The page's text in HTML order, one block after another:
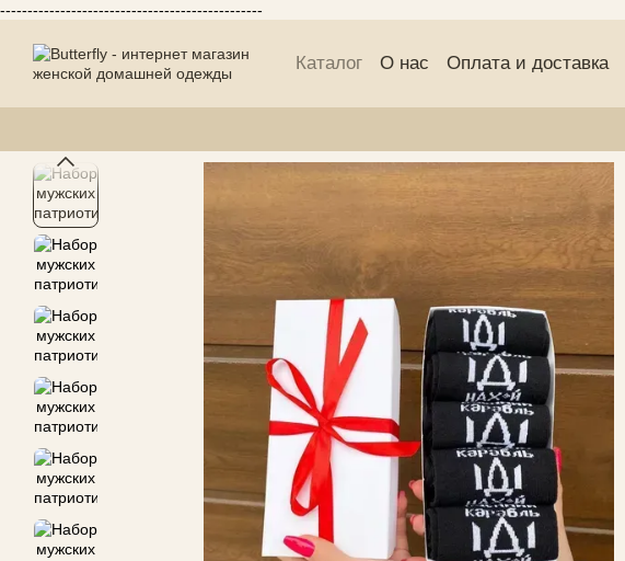
------------------------------------------------
Каталог О нас Оплата и доставка